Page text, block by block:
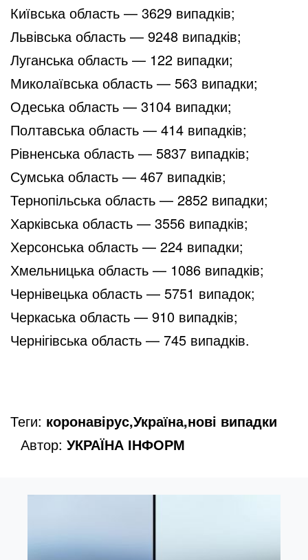
Київська область — 3629 випадків;
Львівська область — 9248 випадків;
Луганська область — 122 випадки;
Миколаївська область — 563 випадки;
Одеська область — 3104 випадки;
Полтавська область — 414 випадків;
Рівненська область — 5837 випадків;
Сумська область — 467 випадків;
Тернопільська область — 2852 випадки;
Харківська область — 3556 випадків;
Херсонська область — 224 випадки;
Хмельницька область — 1086 випадків;
Чернівецька область — 5751 випадок;
Черкаська область — 910 випадків;
Чернігівська область — 745 випадків.
Теги: коронавірус,Україна,нові випадки
Автор: УКРАЇНА ІНФОРМ